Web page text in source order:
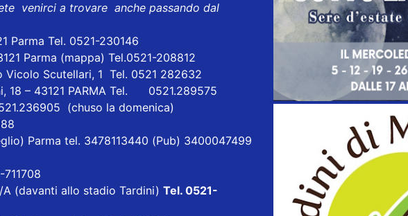
venirci a trovare anche passando dal
Parma Tel. 0521-230146
Parma (mappa) Tel.0521-208812
Vicolo Scutellari, 1 Tel. 0521 282632
18 – 43121 PARMA Tel. 0521.289575
(chuso la domenica)
Parma tel. 3478113440 (Pub) 3400047499
A (davanti allo stadio Tardini) Tel. 0521-